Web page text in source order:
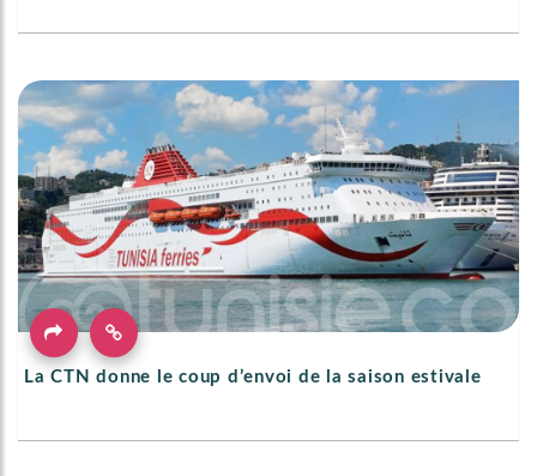
La CTN donne le coup d’envoi de la saison estivale